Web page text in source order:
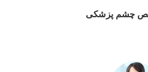
چشم پزشکی